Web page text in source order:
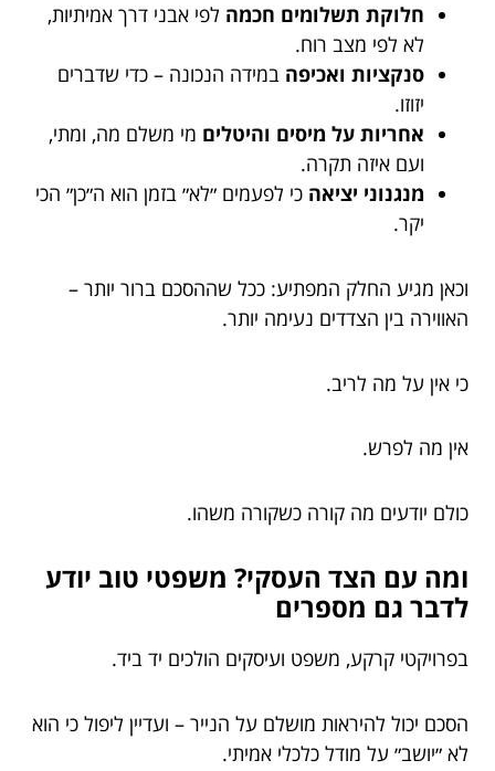
חלוקת תשלומים חכמה לפי אבני דרך אמיתיות,
לא לפי מצב רוח.
סנקציות ואכיפה במידה הנכונה – כדי שדברים
יזוזו.
אחריות על מיסים והיטלים מי משלם מה, ומתי,
ועם איזה תקרה.
מנגנוני יציאה כי לפעמים ״לא״ בזמן הוא ה״כן״ הכי
יקר.
וכאן מגיע החלק המפתיע: ככל שההסכם ברור יותר –
האווירה בין הצדדים נעימה יותר.
כי אין על מה לריב.
אין מה לפרש.
כולם יודעים מה קורה כשקורה משהו.
ומה עם הצד העסקי? משפטי טוב יודע
לדבר גם מספרים
בפרויקטי קרקע, משפט ועיסקים הולכים יד ביד.
הסכם יכול להיראות מושלם על הנייר – ועדיין ליפול כי הוא
לא ״יושב״ על מודל כלכלי אמיתי.